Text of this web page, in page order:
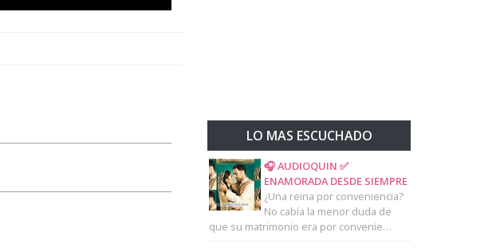
LO MAS ESCUCHADO
🎧 AUDIOQUIN ✅
ENAMORADA DESDE SIEMPRE
¿Una reina por conveniencia?
No cabía la menor duda de
que su matrimonio era por convenie…